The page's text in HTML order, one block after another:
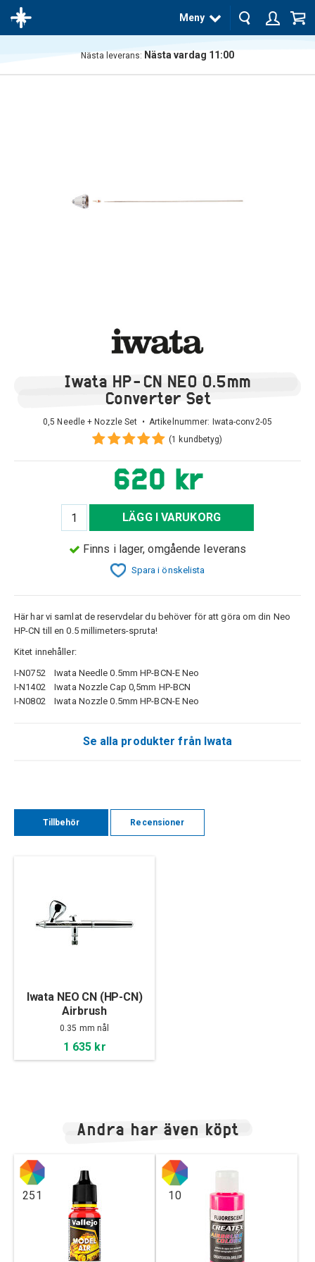
Meny
Nästa leverans: Nästa vardag 11:00
Iwata HP-CN NEO 0.5mm
Converter Set
0,5 Needle + Nozzle Set • Artikelnummer: Iwata-conv2-05
(1 kundbetyg)
620 kr
LÄGG I VARUKORG
Finns i lager, omgående leverans
Spara i önskelista
Här har vi samlat de reservdelar du behöver för att göra om din Neo
HP-CN till en 0.5 millimeters-spruta!
Kitet innehåller:
I-N0752 Iwata Needle 0.5mm HP-BCN-E Neo
I-N1402 Iwata Nozzle Cap 0,5mm HP-BCN
I-N0802 Iwata Nozzle 0.5mm HP-BCN-E Neo
Se alla produkter från Iwata
Tillbehör Recensioner
Iwata NEO CN (HP-CN)
Airbrush
0.35 mm nål
1 635 kr
Andra har även köpt
251 10